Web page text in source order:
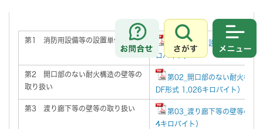
お問合せ
さがす
第1 消防用設備等の設置単位
第01_消防用設備等の設置単
ロバイト）
第2 開口部のない耐火構造の壁等の
取り扱い
第02_開口部のない耐火構造
DF形式 1,026キロバイト）
第3 渡り廊下等の壁等の取り扱い
第03_渡り廊下等の壁等の取
4キロバイト）